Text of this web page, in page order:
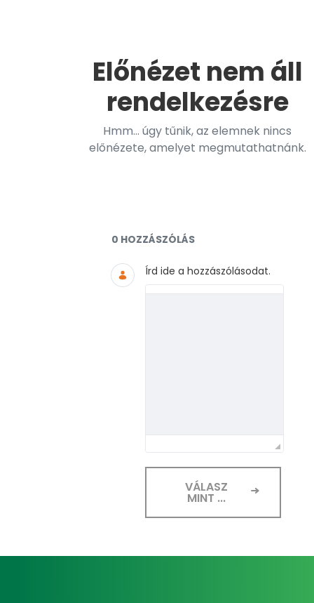
Előnézet nem áll
rendelkezésre
Hmm... úgy tűnik, az elemnek nincs
előnézete, amelyet megmutathatnánk.
Dokumentumok és
0 HOZZÁSZÓLÁS
Írd ide a hozzászólásodat.
VÁLASZ
MINT ...